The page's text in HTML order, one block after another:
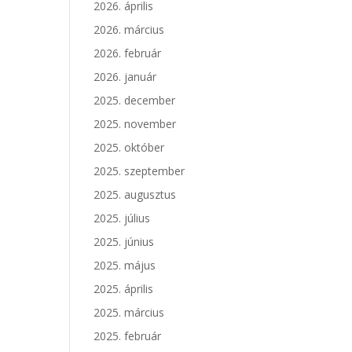
2026. április
2026. március
2026. február
2026. január
2025. december
2025. november
2025. október
2025. szeptember
2025. augusztus
2025. július
2025. június
2025. május
2025. április
2025. március
2025. február